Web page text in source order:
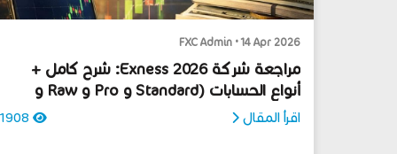
FXC Admin • 14 Apr 2026
مراجعة شركة Exness 2026: شرح كامل +
أنواع الحسابات (Standard و Pro و Raw و
Zero)
اقرأ المقال